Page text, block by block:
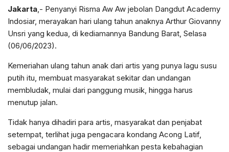
Jakarta,- Penyanyi Risma Aw Aw jebolan Dangdut Academy
Indosiar, merayakan hari ulang tahun anaknya Arthur Giovanny
Unsri yang kedua, di kediamannya Bandung Barat, Selasa
(06/06/2023).
Kemeriahan ulang tahun anak dari artis yang punya lagu susu
putih itu, membuat masyarakat sekitar dan undangan
membludak, mulai dari panggung musik, hingga harus
menutup jalan.
Tidak hanya dihadiri para artis, masyarakat dan penjabat
setempat, terlihat juga pengacara kondang Acong Latif,
sebagai undangan hadir memeriahkan pesta kebahagian